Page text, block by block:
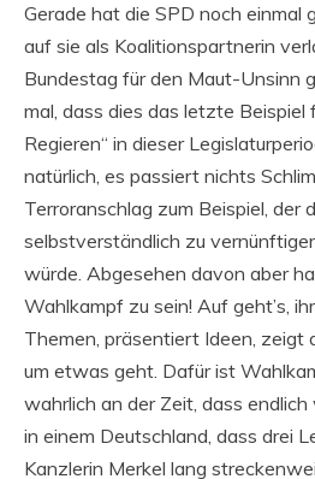
Gerade hat die SPD noch einmal
auf sie als Koalitionspartnerin
Bundestag für den Maut-Unsinn
mal, dass dies das letzte Beispiel
Regieren“ in dieser
natürlich, es passiert nichts
Terroranschlag zum Beispiel, der
selbstverständlich zu
würde. Abgesehen davon aber
Wahlkampf zu sein! Auf geht’s,
Themen, präsentiert Ideen, zeigt
um etwas geht. Dafür ist
wahrlich an der Zeit, dass
in einem Deutschland, dass drei
Kanzlerin Merkel lang